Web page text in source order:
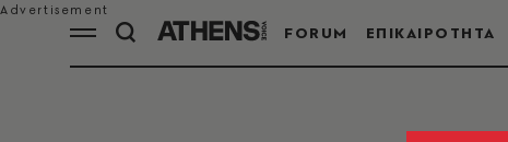
FORUM ΕΠΙΚΑΙΡΟΤΗΤΑ